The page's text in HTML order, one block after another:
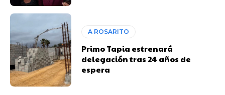
A ROSARITO
Primo Tapia estrenará
delegación tras 24 años de
espera